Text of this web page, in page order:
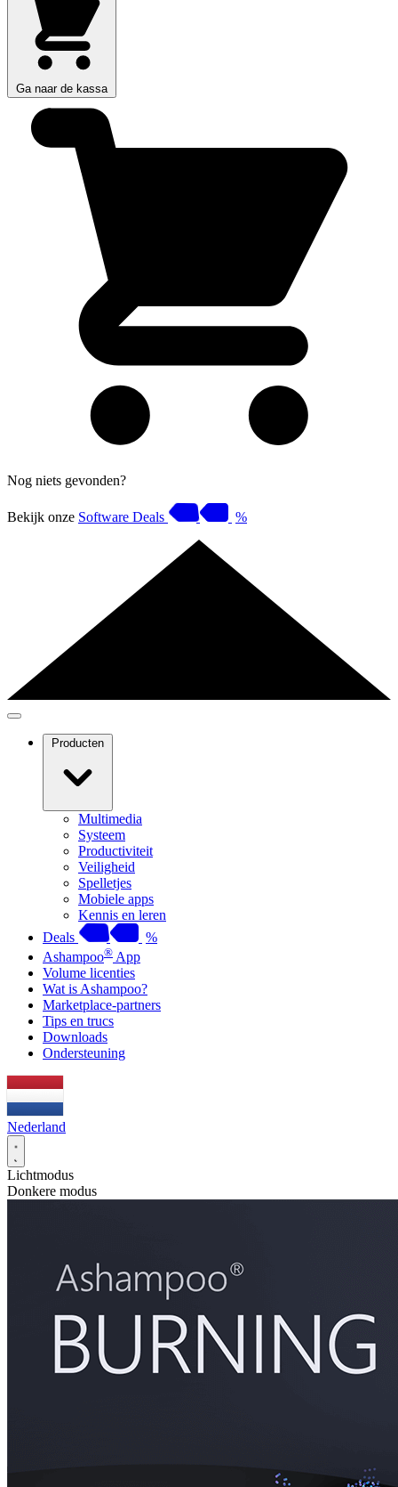
Ga naar de kassa
Nog niets gevonden?
Bekijk onze Software Deals %
Producten
Multimedia
Systeem
Productiviteit
Veiligheid
Spelletjes
Mobiele apps
Kennis en leren
Deals
%
Ashampoo® App
Volume licenties
Wat is Ashampoo?
Marketplace-partners
Tips en trucs
Downloads
Ondersteuning
Nederland
Lichtmodus
Donkere modus